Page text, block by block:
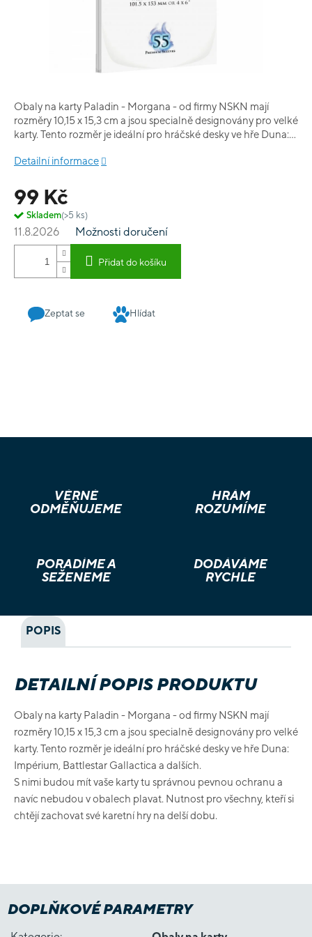
99 Kč
Skladem(>5 ks)
11.8.2026 Možnosti doručení
Přidat do košíku
Obaly na karty Paladin - Morgana - od firmy NSKN mají
rozměry 10,15 x 15,3 cm a jsou specialně designovány pro velké
karty. Tento rozměr je ideální pro hráčské desky ve hře Duna:
vaše karty tu správnou pevnou ochranu a navíc nebudou v
své karetní hry na delší dobu.
Detailní informace
Zeptat se Hlídat
VĚRNÉ
ODMĚŇUJEME
HRÁM
ROZUMÍME
PORADÍME A
SEŽENEME
DODÁVÁME
RYCHLE
POPIS
DETAILNÍ POPIS PRODUKTU
Obaly na karty Paladin - Morgana - od firmy NSKN mají
rozměry 10,15 x 15,3 cm a jsou specialně designovány pro velké
karty. Tento rozměr je ideální pro hráčské desky ve hře Duna:
Impérium, Battlestar Gallactica a dalších.
S nimi budou mít vaše karty tu správnou pevnou ochranu a
navíc nebudou v obalech plavat. Nutnost pro všechny, kteří si
chtějí zachovat své karetní hry na delší dobu.
DOPLŇKOVÉ PARAMETRY